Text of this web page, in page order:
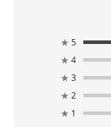
★ 5
★ 4
★ 3
★ 2
★ 1